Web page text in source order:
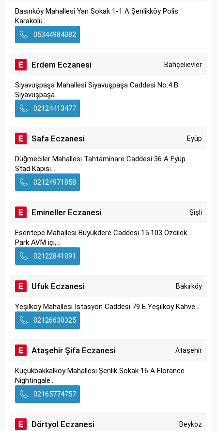
Basınköy Mahallesi Yan Sokak 1-1 A Şenlikköy Polis
Karakolu...
05344984082
Erdem Eczanesi Bahçelievler
Siyavuşpaşa Mahallesi Siyavuşpaşa Caddesi No:4 B
Siyavuşpaşa...
02124413477
Safa Eczanesi Eyüp
Düğmeciler Mahallesi Tahtaminare Caddesi 36 A Eyüp
Stad Kapısı...
02124971858
Emineller Eczanesi Şişli
Esentepe Mahallesi Büyükdere Caddesi 15 103 Özdilek
Park AVM içi,...
02122841091
Ufuk Eczanesi Bakırköy
Yeşilköy Mahallesi İstasyon Caddesi 79 E Yeşilköy Kahve...
02126630325
Ataşehir Şifa Eczanesi Ataşehir
Küçükbakkalköy Mahallesi Şenlik Sokak 16 A Florance
Nightingale...
02165774757
Dörtyol Eczanesi Beykoz